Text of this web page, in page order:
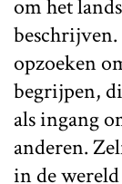
om het
opzoeken
begrijpen,
als ingang
anderen.
in de